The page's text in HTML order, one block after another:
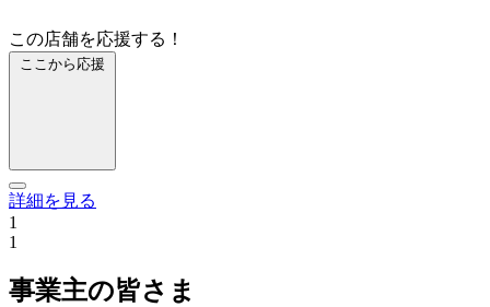
この店舗を応援する！
ここから応援
詳細を見る
1
1
事業主の皆さま